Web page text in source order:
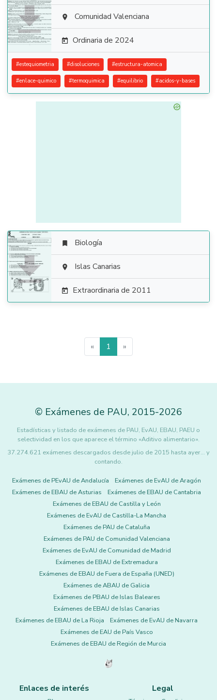
  Comunidad Valenciana
 Ordinaria de 2024
#estequiometria #disoluciones #estructura-atomica
#enlace-quimico #termoquimica #equilibrio #acidos-y-bases

 Biología
 Islas Canarias
 Extraordinaria de 2011
« 1 »
© Exámenes de PAU, 2015-2026
Estadísticas y listado de exámenes de PAU, EvAU, EBAU, PAEU o
selectividad en los que aparece el término «Aditivo alimentario».
37.274.621 exámenes descargados desde julio de 2015 hasta ayer... y
contando.
Exámenes de PEvAU de Andalucía
Exámenes de EvAU de Aragón
Exámenes de EBAU de Asturias
Exámenes de EBAU de Cantabria
Exámenes de EBAU de Castilla y León
Exámenes de EvAU de Castilla-La Mancha
Exámenes de PAU de Cataluña
Exámenes de PAU de Comunidad Valenciana
Exámenes de EvAU de Comunidad de Madrid
Exámenes de EBAU de Extremadura
Exámenes de EBAU de Fuera de España (UNED)
Exámenes de ABAU de Galicia
Exámenes de PBAU de Islas Baleares
Exámenes de EBAU de Islas Canarias
Exámenes de EBAU de La Rioja
Exámenes de EvAU de Navarra
Exámenes de EAU de País Vasco
Exámenes de EBAU de Región de Murcia
Enlaces de interés Legal